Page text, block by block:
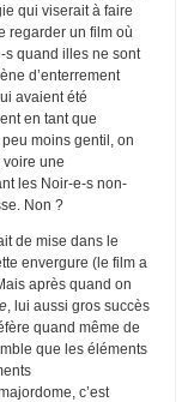
qui viserait à faire
regarder un film où
s quand illes ne sont
d’enterrement
avaient été
en tant que
moins gentil, on
voire une
les Noir-e-s non-
Non ?
de mise dans le
envergure (le film a
après quand on
, lui aussi gros succès
quand même de
que les éléments
c’est